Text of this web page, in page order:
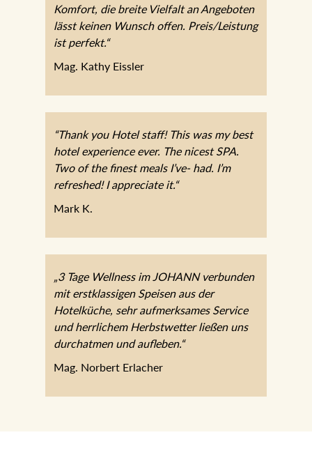
Komfort, die breite Vielfalt an Angeboten
lässt keinen Wunsch offen. Preis/Leistung
ist perfekt.“
Mag. Kathy Eissler
“Thank you Hotel staff! This was my best
hotel experience ever. The nicest SPA.
Two of the finest meals I’ve- had. I’m
refreshed! I appreciate it.“
Mark K.
„3 Tage Wellness im JOHANN verbunden
mit erstklassigen Speisen aus der
Hotelküche, sehr aufmerksames Service
und herrlichem Herbstwetter ließen uns
durchatmen und aufleben.“
Mag. Norbert Erlacher